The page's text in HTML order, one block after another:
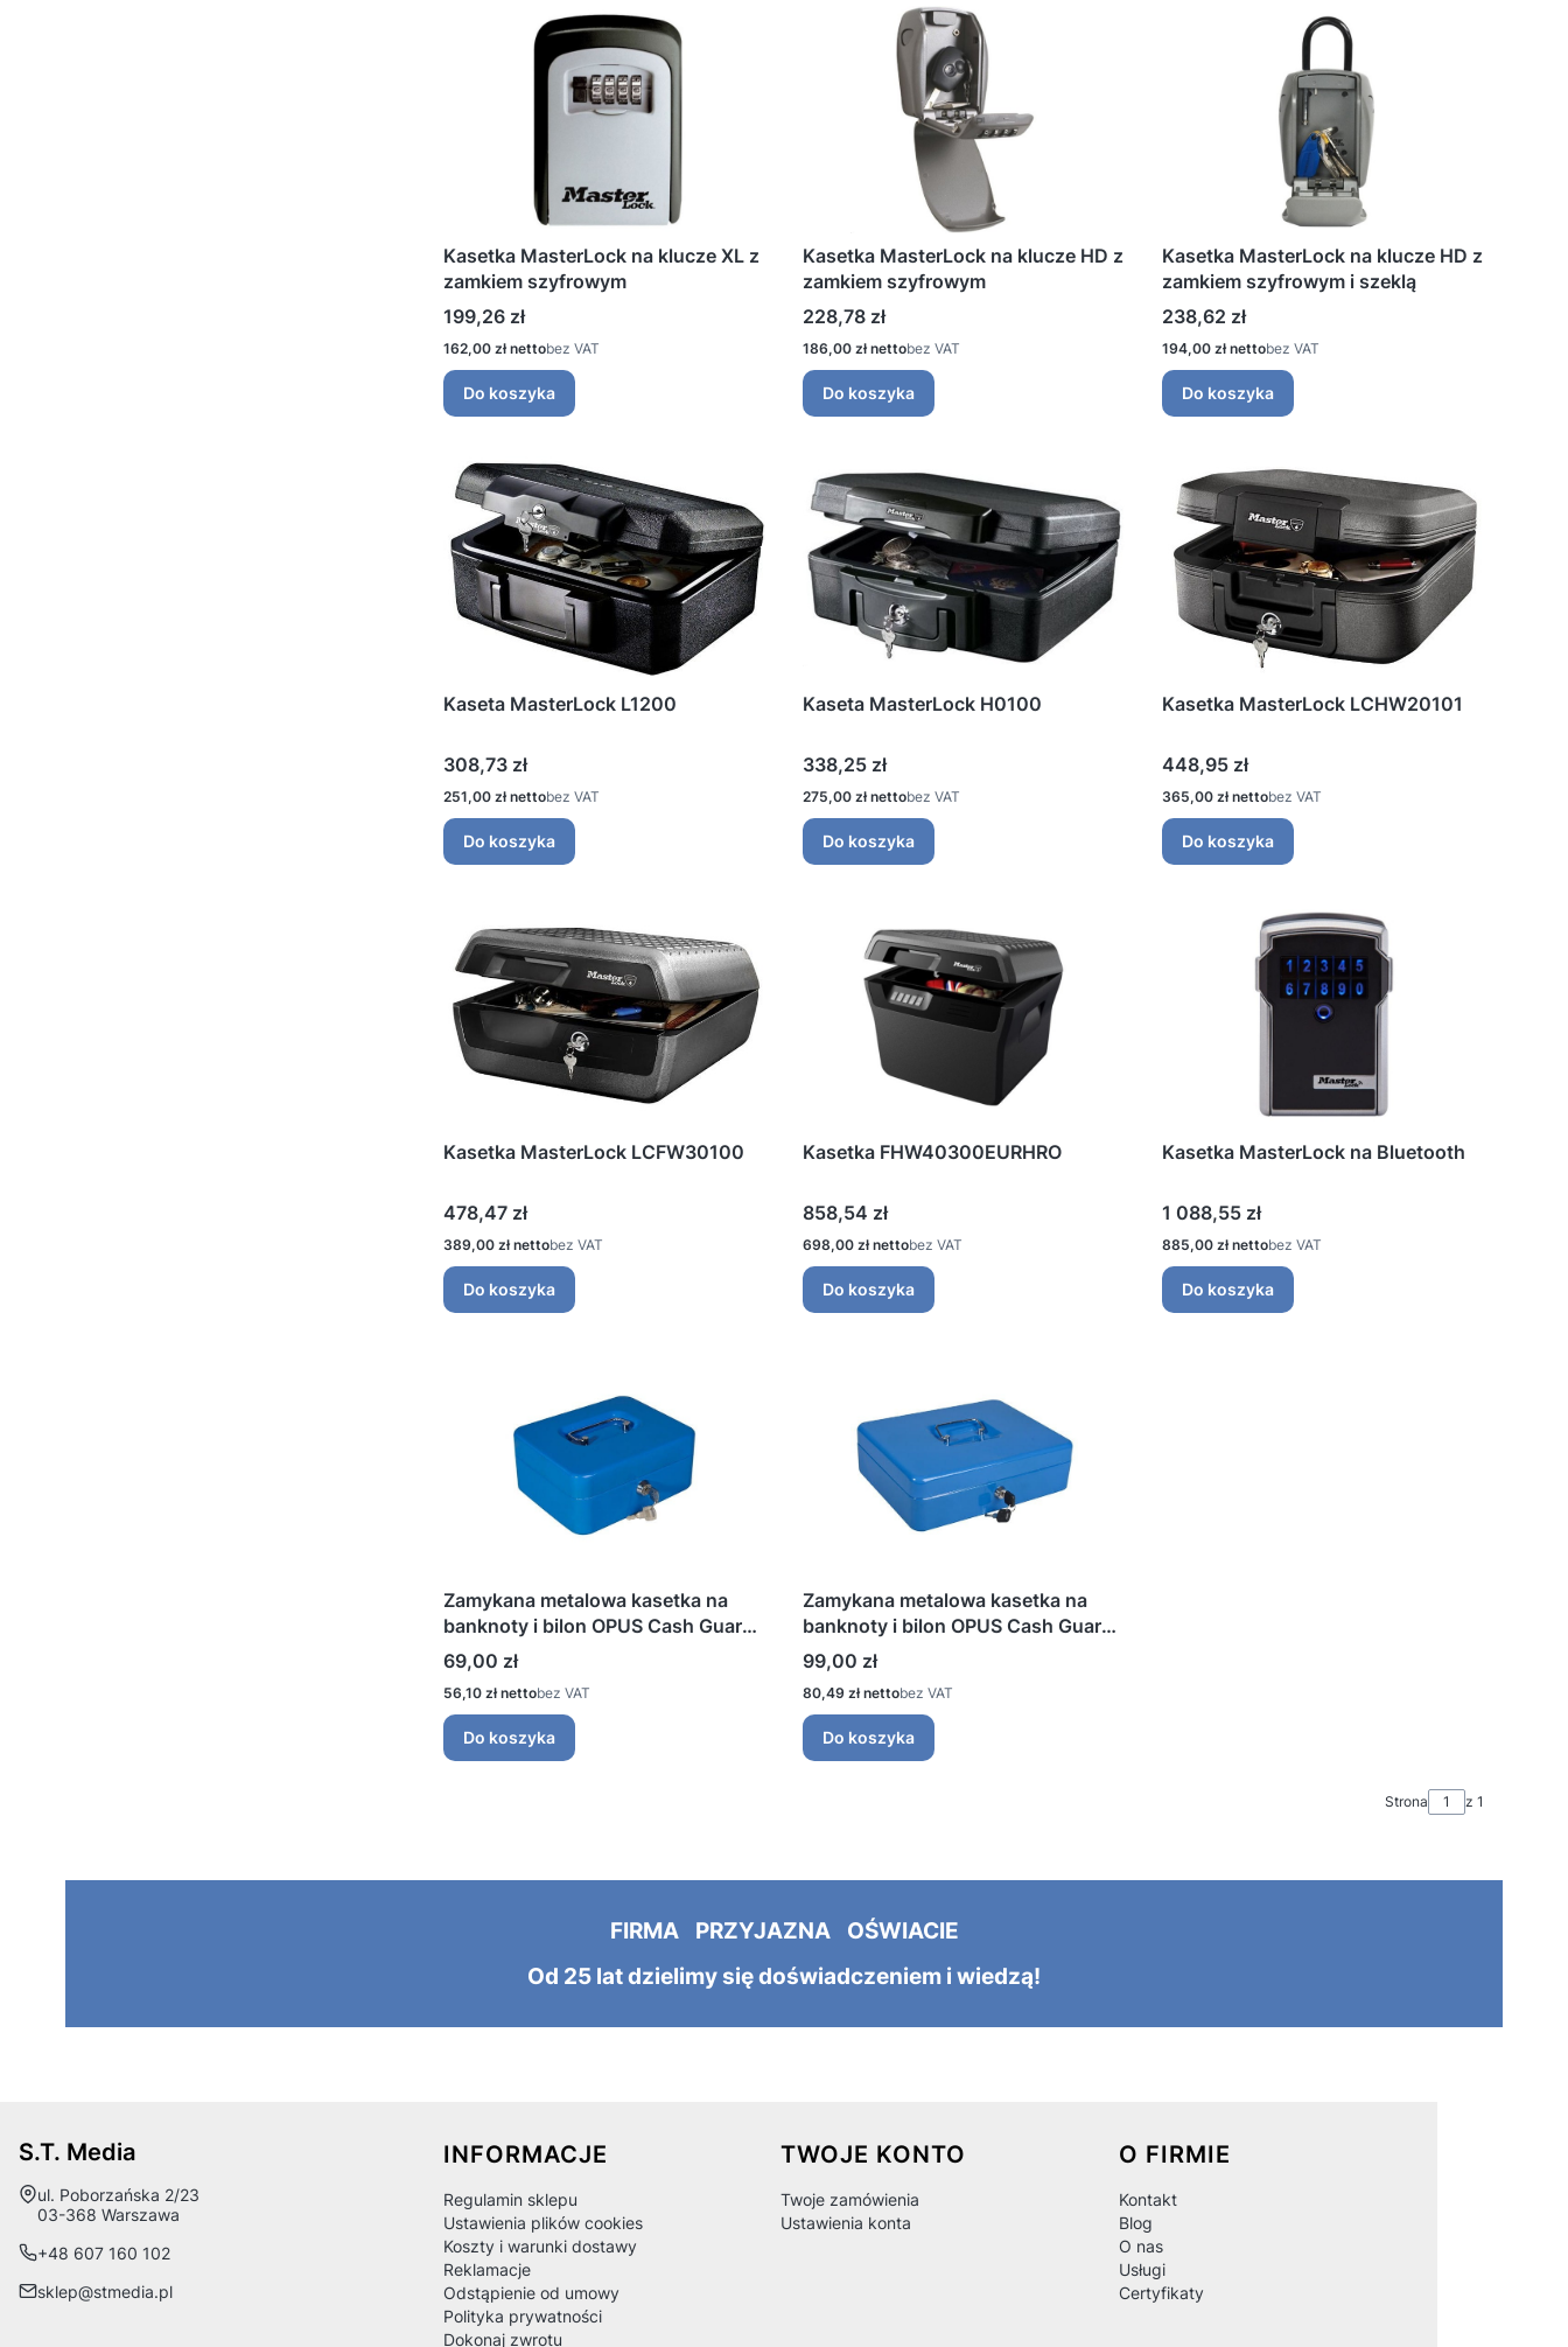
Kasetka MasterLock na klucze XL z
zamkiem szyfrowym
Cena
199,26 zł
Cena
162,00 zł bez VAT
Do koszyka
Kasetka MasterLock na klucze HD z
zamkiem szyfrowym
Cena
228,78 zł
Cena
186,00 zł bez VAT
Do koszyka
Kasetka MasterLock na klucze HD z
zamkiem szyfrowym i szeklą
Cena
238,62 zł
Cena
194,00 zł bez VAT
Do koszyka
Kaseta MasterLock L1200
Cena
308,73 zł
Cena
251,00 zł bez VAT
Do koszyka
Kaseta MasterLock H0100
Cena
338,25 zł
Cena
275,00 zł bez VAT
Do koszyka
Kasetka MasterLock LCHW20101
Cena
448,95 zł
Cena
365,00 zł bez VAT
Do koszyka
Kasetka MasterLock LCFW30100
Cena
478,47 zł
Cena
389,00 zł bez VAT
Do koszyka
Kasetka FHW40300EURHRO
Cena
858,54 zł
Cena
698,00 zł bez VAT
Do koszyka
Kasetka MasterLock na Bluetooth
Cena
1 088,55 zł
Cena
885,00 zł bez VAT
Do koszyka
Zamykana metalowa kasetka na
banknoty i bilon OPUS Cash Guard
PC 2 niebieski
Cena
69,00 zł
Cena
56,10 zł bez VAT
Do koszyka
Zamykana metalowa kasetka na
banknoty i bilon OPUS Cash Guard
PC 1
Cena
99,00 zł
Cena
80,49 zł bez VAT
Do koszyka
Strona z 1
FIRMA PRZYJAZNA OŚWIACIE
Od 25 lat dzielimy się doświadczeniem i wiedzą!
S.T. Media
Adres:
ul. Poborzańska 2/23
03-368 Warszawa
+48 607 160 102
sklep@stmedia.pl
Linki w stopce
INFORMACJE
Regulamin sklepu
Ustawienia plików cookies
Koszty i warunki dostawy
Reklamacje
Odstąpienie od umowy
Polityka prywatności
Dokonaj zwrotu
TWOJE KONTO
Twoje zamówienia
Ustawienia konta
O FIRMIE
Kontakt
Blog
O nas
Usługi
Certyfikaty